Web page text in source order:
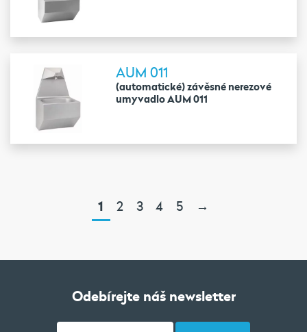
AUM 011
(automatické) závěsné nerezové
umyvadlo AUM 011
1 2 3 4 5 →
Odebírejte náš newsletter